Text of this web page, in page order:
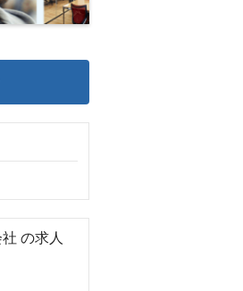
の求人